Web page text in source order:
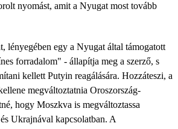
nyomást, amit a Nyugat most tovább
lényegében egy a Nyugat által támogatott
forradalom" - állapítja meg a szerző, s
kellett Putyin reagálására. Hozzáteszi, a
megváltoztatnia Oroszország-
hogy Moszkva is megváltoztassa
Ukrajnával kapcsolatban. A